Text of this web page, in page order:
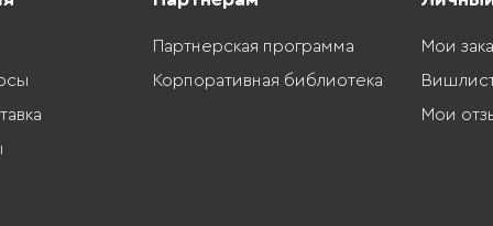
Партнерская программа
Корпоративная библиотека
Мои
Мои